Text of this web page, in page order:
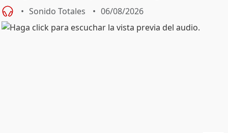
Sonido Totales 06/08/2026